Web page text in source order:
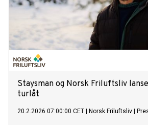
Staysman og Norsk Friluftsliv
turlåt
20.2.2026 07:00:00 CET Norsk Friluftsliv